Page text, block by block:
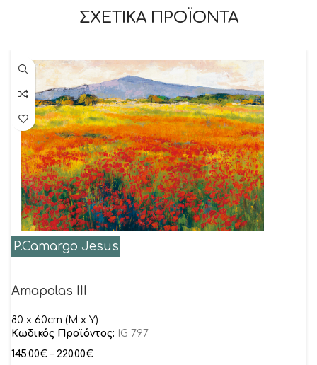
ΣΧΕΤΙΚΑ ΠΡΟΪΟΝΤΑ
P.Camargo Jesus
Amapolas III
80 x 60cm (M x Y)
Κωδικός Προϊόντος:
IG 797
145.00€ – 220.00€